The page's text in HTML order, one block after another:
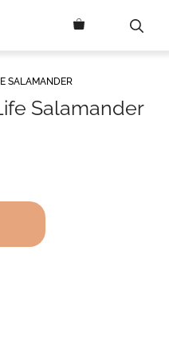
SALAMANDER
Salamander